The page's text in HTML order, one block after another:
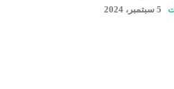
5 سبتمبر، 2024